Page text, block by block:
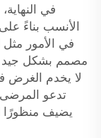
في
الأنسب بناءً
في الأمور
مصمم بشكل جيد XZIC
لا يخدم الغرض
تدعو المرضى
يضيف منظورًا